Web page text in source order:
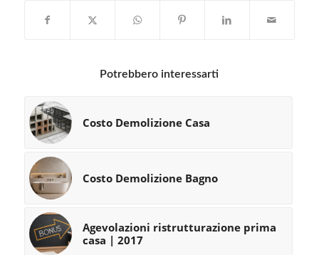
Potrebbero interessarti
Costo Demolizione Casa
Costo Demolizione Bagno
Agevolazioni ristrutturazione prima
casa | 2017